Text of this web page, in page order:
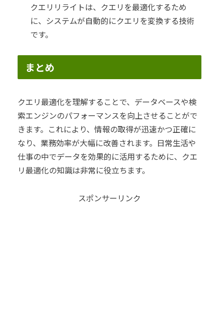
クエリリライトは、クエリを最適化するため
に、システムが自動的にクエリを変換する技術
です。
まとめ
クエリ最適化を理解することで、データベースや検
索エンジンのパフォーマンスを向上させることがで
きます。これにより、情報の取得が迅速かつ正確に
なり、業務効率が大幅に改善されます。日常生活や
仕事の中でデータを効果的に活用するために、クエ
リ最適化の知識は非常に役立ちます。
スポンサーリンク